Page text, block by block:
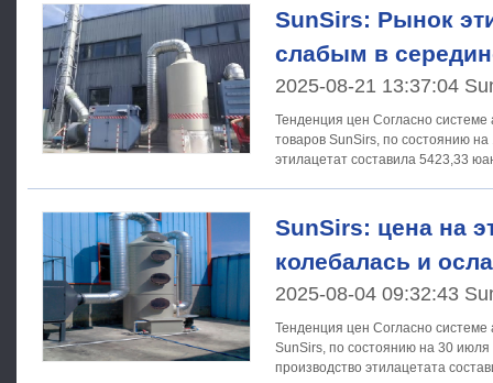
SunSirs: Рынок
слабым в
2025-08-21 13:37:04
Тенденция цен Согласно системе анализа рынка сырьевых
товаров SunSirs, по состоянию на
этилацетат составила 5423,33
SunSirs: цена на
колебалась и
2025-08-04 09:32:43
Тенденция цен Согласно системе анализа товарного рынка
SunSirs, по состоянию на 30
производство этилацетата